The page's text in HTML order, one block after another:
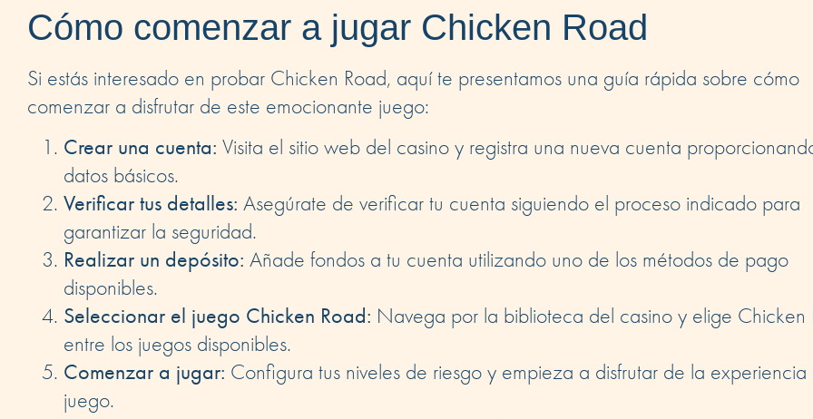
Cómo comenzar a jugar Chicken Road
Si estás interesado en probar Chicken Road, aquí te presentamos una guía rápida sobre cómo
comenzar a disfrutar de este emocionante juego:
Crear una cuenta: Visita el sitio web del casino y registra una nueva cuenta
datos básicos.
Verificar tus detalles: Asegúrate de verificar tu cuenta siguiendo el proceso indicado para
garantizar la seguridad.
Realizar un depósito: Añade fondos a tu cuenta utilizando uno de los métodos de pago
disponibles.
Seleccionar el juego Chicken Road: Navega por la biblioteca del casino y elige Chicken
entre los juegos disponibles.
Comenzar a jugar: Configura tus niveles de riesgo y empieza a disfrutar de la experiencia
juego.